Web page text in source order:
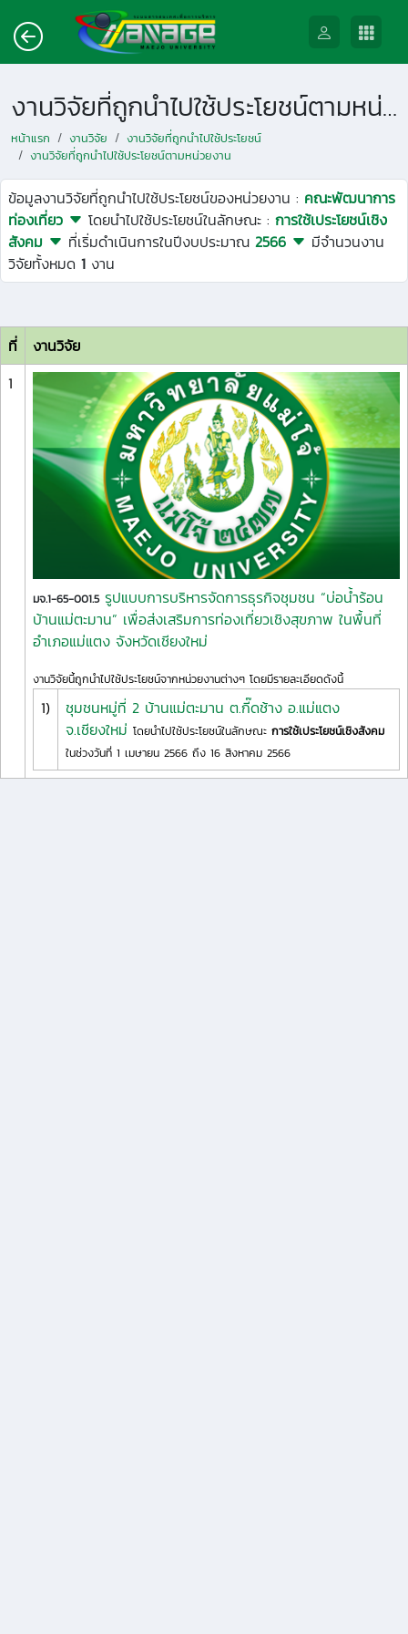
งานวิจัยที่ถูกนำไปใช้ประโยชน์ตามหน่วยงาน
หน้าแรก งานวิจัย
งานวิจัยที่ถูกนำไปใช้ประโยชน์
งานวิจัยที่ถูกนำไปใช้ประโยชน์ตามหน่วยงาน
ข้อมูลงานวิจัยที่ถูกนำไปใช้ประโยชน์ของหน่วยงาน : คณะพัฒนาการ
ท่องเที่ยว
โดยนำไปใช้ประโยชน์ในลักษณะ : การใช้เประโยชน์เชิง
สังคม
ที่เริ่มดำเนินการในปีงบประมาณ 2566
มีจำนวนงาน
วิจัยทั้งหมด 1 งาน
ที่
งานวิจัย
1
มจ.1-65-001.5 รูปแบบการบริหารจัดการธุรกิจชุมชน “บ่อน้ำร้อน
บ้านแม่ตะมาน” เพื่อส่งเสริมการท่องเที่ยวเชิงสุขภาพ ในพื้นที่
อำเภอแม่แตง จังหวัดเชียงใหม่
งานวิจัยนี้ถูกนำไปใช้ประโยชน์จากหน่วยงานต่างๆ โดยมีรายละเอียดดังนี้
1)
ชุมชนหมู่ที่ 2 บ้านแม่ตะมาน ต.กี๊ดช้าง อ.แม่แตง
จ.เชียงใหม่ โดยนำไปใช้ประโยชน์ในลักษณะ การใช้เประโยชน์เชิงสังคม
ในช่วงวันที่ 1 เมษายน 2566 ถึง 16 สิงหาคม 2566